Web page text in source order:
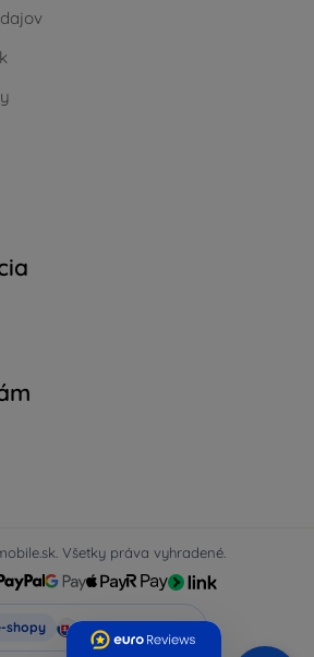
Všetky práva vyhradené.
shopy Top4Mobile.sk